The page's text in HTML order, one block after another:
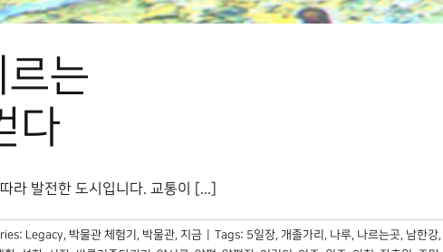
는
다
라 발전한 도시입니다. 교통이 [...]
Legacy 박물관 체험기 박물관, 지금 Tags: 5일장 개졸가리 나루 나르는곳 남한강